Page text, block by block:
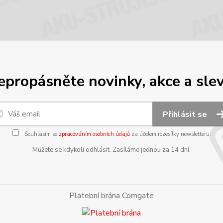
novinky, akce a
Přihlásit se
Souhlasím se zpracováním osobních údajůza účelem rozesílky newsletteru.
Můžete se kdykoli odhlásit. Zasíláme jednou za 14 dní.
Platební brána Comgate